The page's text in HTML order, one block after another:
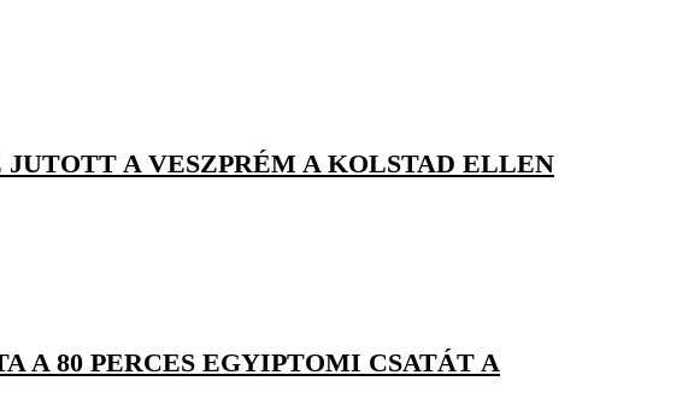
A VESZPRÉM A KOLSTAD ELLEN
A 80 PERCES EGYIPTOMI CSATÁT A